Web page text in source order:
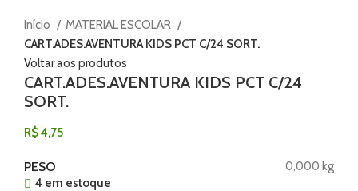
Início
MATERIAL ESCOLAR
CART.ADES.AVENTURA KIDS PCT C/24 SORT.
Voltar aos produtos
CART.ADES.AVENTURA KIDS PCT C/24
SORT.
R$4,75
PESO
0,000 kg
4 em estoque